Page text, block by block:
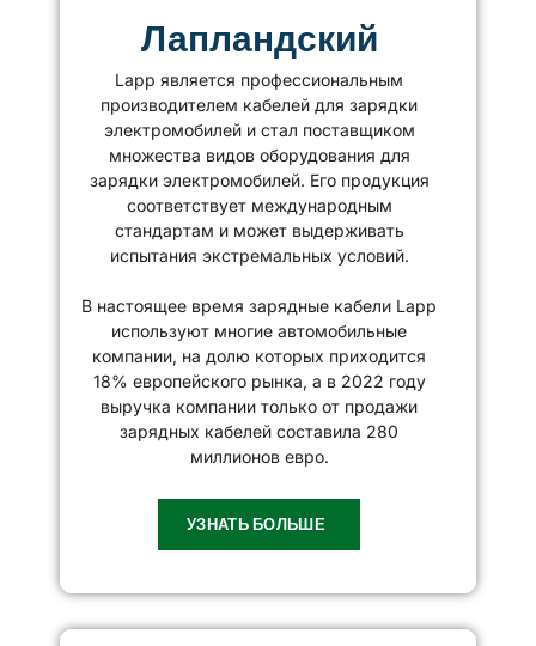
Лапландский
Lapp является профессиональным
производителем кабелей для зарядки
электромобилей и стал поставщиком
множества видов оборудования для
зарядки электромобилей. Его продукция
соответствует международным
стандартам и может выдерживать
испытания экстремальных условий.
В настоящее время зарядные кабели Lapp
используют многие автомобильные
компании, на долю которых приходится
18% европейского рынка, а в 2022 году
выручка компании только от продажи
зарядных кабелей составила 280
миллионов евро.
УЗНАТЬ БОЛЬШЕ